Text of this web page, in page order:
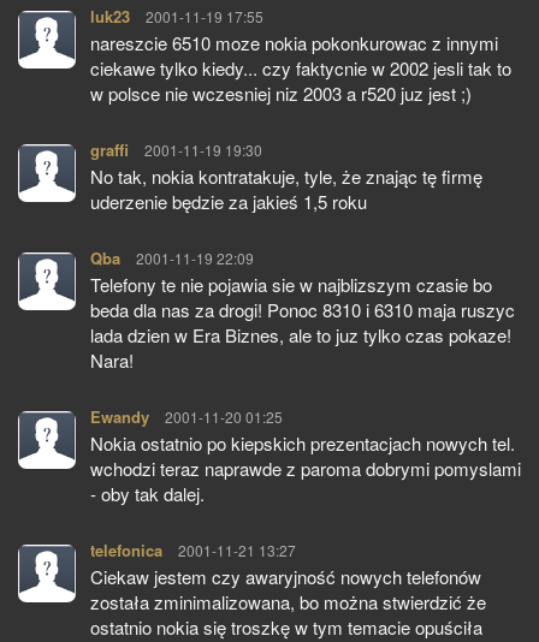
luk23 pisze:
2001-11-19 17:55
nareszcie 6510 moze nokia pokonkurowac z innymi
ciekawe tylko kiedy... czy faktycnie w 2002 jesli tak to
w polsce nie wczesniej niz 2003 a r520 juz jest ;)
graffi pisze:
2001-11-19 19:30
No tak, nokia kontratakuje, tyle, że znając tę firmę
uderzenie będzie za jakieś 1,5 roku
Qba pisze:
2001-11-19 22:09
Telefony te nie pojawia sie w najblizszym czasie bo
beda dla nas za drogi! Ponoc 8310 i 6310 maja ruszyc
lada dzien w Era Biznes, ale to juz tylko czas pokaze!
Nara!
Ewandy pisze:
2001-11-20 01:25
Nokia ostatnio po kiepskich prezentacjach nowych tel.
wchodzi teraz naprawde z paroma dobrymi pomyslami
- oby tak dalej.
telefonica pisze:
2001-11-21 13:27
Ciekaw jestem czy awaryjność nowych telefonów
została zminimalizowana, bo można stwierdzić że
ostatnio nokia się troszkę w tym temacie opuściła